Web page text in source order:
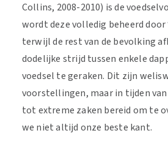
Collins, 2008-2010) is de
wordt deze volledig beheerd door
terwijl de rest van de bevolking
dodelijke strijd tussen enkele
voedsel te geraken. Dit zijn
voorstellingen, maar in tijden
tot extreme zaken bereid om te
we niet altijd onze beste kant.